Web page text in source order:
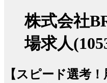
株式会社
場求人
【スピード選考